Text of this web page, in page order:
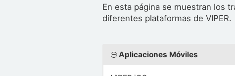
En esta página se muestran los
diferentes plataformas de VIPER.
Aplicaciones Móviles